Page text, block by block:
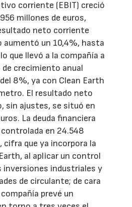
corriente (EBIT) creció
millones de euros,
neto corriente
aumentó un 10,4%, hasta
que llevó a la compañía a
crecimiento anual
8%, ya con Clean Earth
El resultado neto
sin ajustes, se situó en
La deuda financiera
en 24.548
cifra que ya incorpora la
al aplicar un control
inversiones industriales y
de circulante; de cara
prevé un